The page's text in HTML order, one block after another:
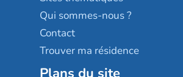
Qui sommes-nous ?
Contact
Trouver ma résidence
Plans du site